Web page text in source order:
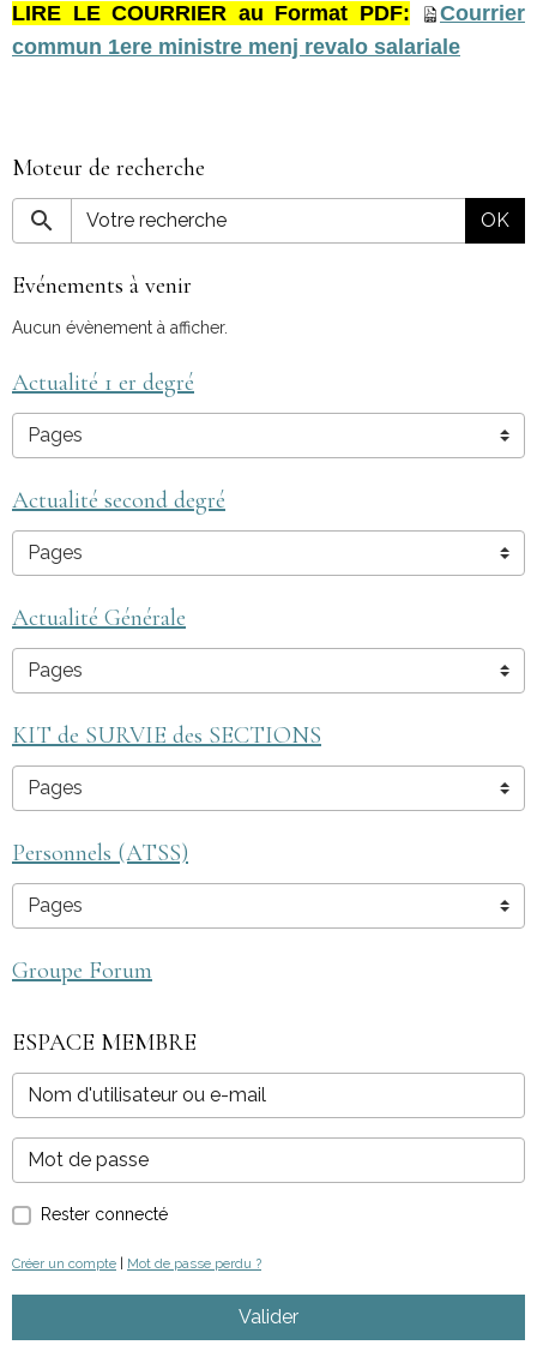
LIRE LE COURRIER au Format PDF:
Courrier
commun 1ere ministre menj revalo salariale
Moteur de recherche
OK
Evénements à venir
Aucun évènement à afficher.
Actualité 1 er degré
Actualité second degré
Actualité Générale
KIT de SURVIE des SECTIONS
Personnels (ATSS)
Groupe Forum
ESPACE MEMBRE
Rester connecté
Créer un compte Mot de passe perdu ?
Valider